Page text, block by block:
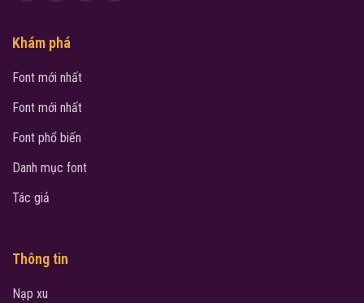
Khám phá
Font mới nhất
Font mới nhất
Font phổ biến
Danh mục font
Tác giả
Thông tin
Nạp xu